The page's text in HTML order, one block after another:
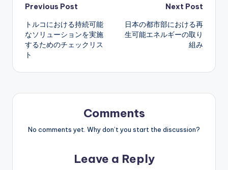
Post
navigation
Previous Post
トルコにおける持続可能
なソリューションを実施
するためのチェックリス
ト
Next Post
日本の都市部における再
生可能エネルギーの取り
組み
Comments
No comments yet. Why don’t you start the discussion?
Leave a Reply